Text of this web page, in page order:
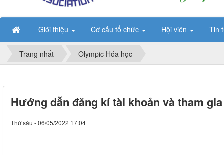
Giới thiệu Cơ cấu tổ chức Hội viên Tin
Trang nhất Olympic Hóa học
Hướng dẫn đăng kí tài khoản và tham
Thứ sáu - 06/05/2022 17:04